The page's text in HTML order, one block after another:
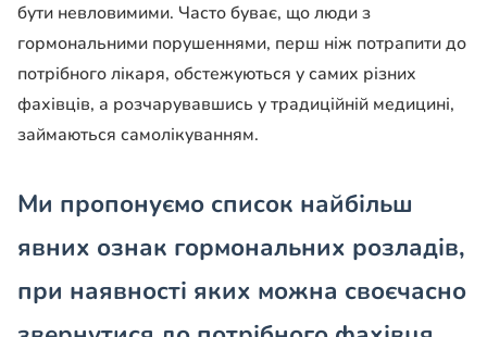
бути невловимими. Часто буває, що люди з
гормональними порушеннями, перш ніж потрапити до
потрібного лікаря, обстежуються у самих різних
фахівців, а розчарувавшись у традиційній медицині,
займаються самолікуванням.
Ми пропонуємо список найбільш
явних ознак гормональних розладів,
при наявності яких можна своєчасно